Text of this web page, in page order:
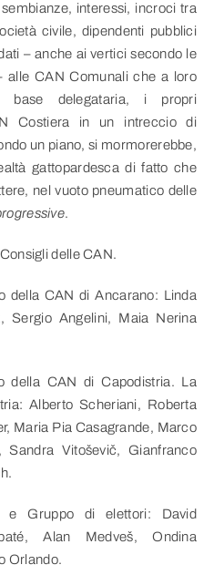
interessi, incroci tra
civile, dipendenti pubblici
– anche ai vertici secondo le
alle CAN Comunali che a loro
base delegataria, i propri
Costiera in un intreccio di
un piano, si mormorerebbe,
gattopardesca di fatto che
nel vuoto pneumatico delle
.
delle CAN.
della CAN di Ancarano: Linda
Sergio Angelini, Maia Nerina
della CAN di Capodistria. La
Alberto Scheriani, Roberta
Maria Pia Casagrande, Marco
Sandra Vitoševič, Gianfranco
e Gruppo di elettori: David
Alan Medveš, Ondina
Orlando.